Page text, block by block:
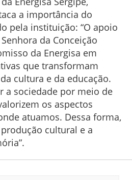
a importância do
pela instituição: “O apoio
da Conceição
da Energisa em
que transformam
cultura e da educação.
a sociedade por meio de
os aspectos
atuamos. Dessa forma,
cultural e a